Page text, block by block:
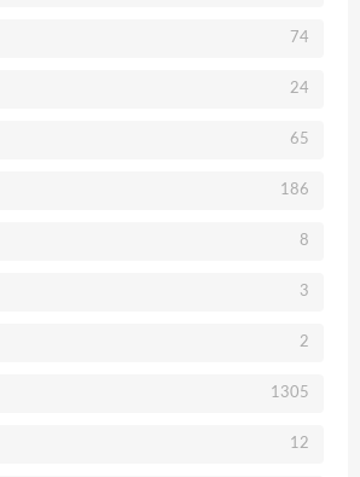
74
24
65
186
8
3
2
1305
12